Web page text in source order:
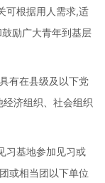
可根据用人需求,适
励广大青年到基层
有在县级及以下党
济组织、社会组织
习基地参加见习或
或相当团以下单位